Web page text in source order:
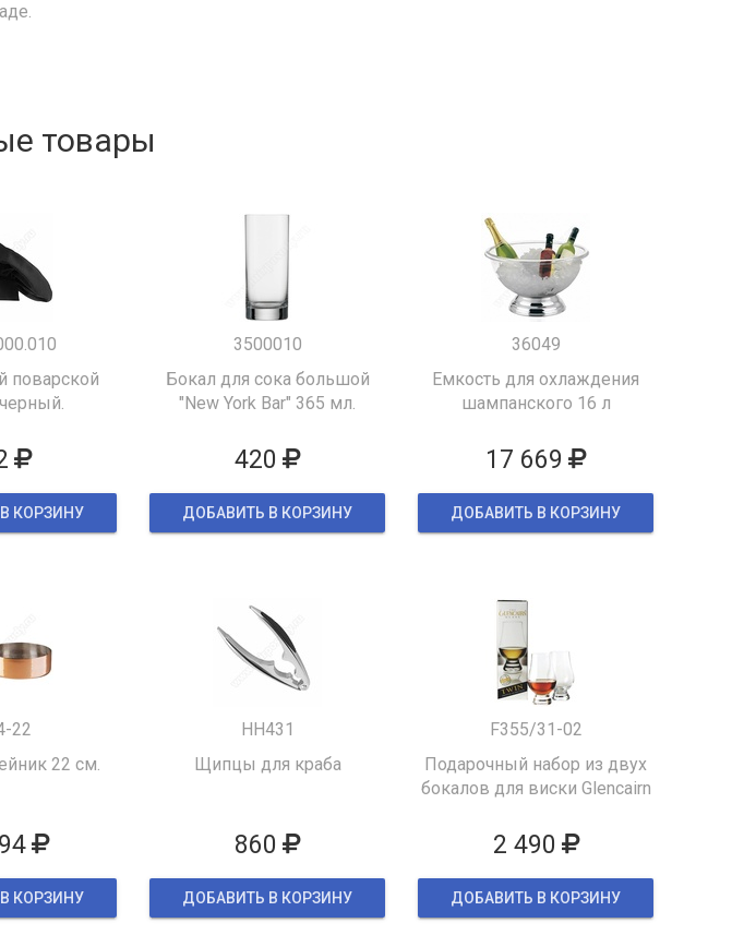
товары
поварской
КОРЗИНУ
3500010
Бокал для сока большой
"New York Bar" 365 мл.
420
ДОБАВИТЬ В КОРЗИНУ
36049
Емкость для охлаждения
шампанского 16 л
17 669
ДОБАВИТЬ В КОРЗИНУ
22
22 см.
КОРЗИНУ
HH431
Щипцы для краба
860
ДОБАВИТЬ В КОРЗИНУ
F355/31-02
Подарочный набор из двух
бокалов для виски Glencairn
2 490
ДОБАВИТЬ В КОРЗИНУ